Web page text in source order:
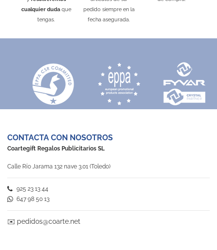
cualquier dudaque
tengas.
pedido siempre en la
fecha asegurada.
CONTACTA CON NOSOTROS
Coartegift Regalos Publicitarios SL
Calle Río Jarama 132 nave 3.01 (Toledo)
925 23 13 44
647 98 50 13
✉️ pedidos@coarte.net